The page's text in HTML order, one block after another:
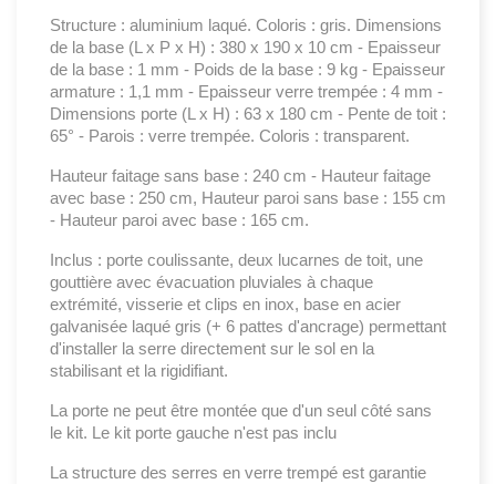
Structure : aluminium laqué. Coloris : gris. Dimensions
de la base (L x P x H) : 380 x 190 x 10 cm - Epaisseur
de la base : 1 mm - Poids de la base : 9 kg - Epaisseur
armature : 1,1 mm - Epaisseur verre trempée : 4 mm -
Dimensions porte (L x H) : 63 x 180 cm - Pente de toit :
65° - Parois : verre trempée. Coloris : transparent.
Hauteur faitage sans base : 240 cm - Hauteur faitage
avec base : 250 cm, Hauteur paroi sans base : 155 cm
- Hauteur paroi avec base : 165 cm.
Inclus : porte coulissante, deux lucarnes de toit, une
gouttière avec évacuation pluviales à chaque
extrémité, visserie et clips en inox, base en acier
galvanisée laqué gris (+ 6 pattes d'ancrage) permettant
d'installer la serre directement sur le sol en la
stabilisant et la rigidifiant.
La porte ne peut être montée que d'un seul côté sans
le kit. Le kit porte gauche n'est pas inclu
La structure des serres en verre trempé est garantie